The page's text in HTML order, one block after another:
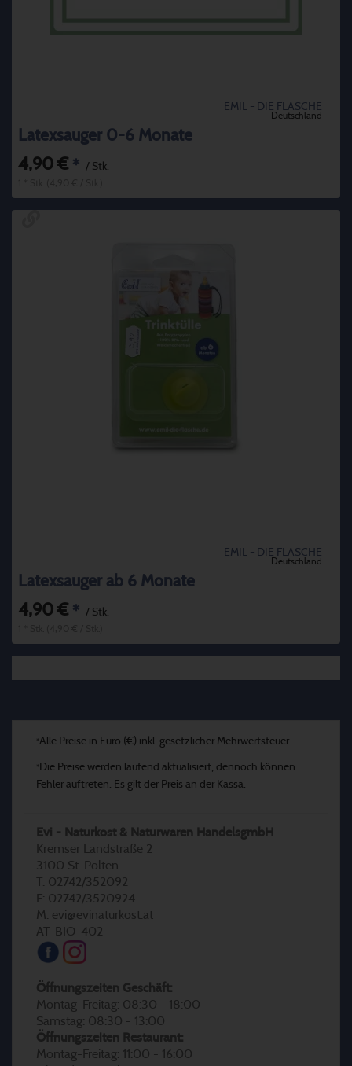
EMIL - DIE FLASCHE
Deutschland
Latexsauger 0-6 Monate
4,90 € * / Stk.
EMIL - DIE FLASCHE
Deutschland
Latexsauger ab 6 Monate
4,90 € * / Stk.
*Alle Preise in Euro (€) inkl. gesetzlicher Mehrwertsteuer
* Die Preise werden laufend aktualisiert, dennoch können
Fehler auftreten. Es gilt der Preis an der Kassa.
Evi - Naturkost & Naturwaren HandelsgmbH
Kremser Landstraße 2
3100 St. Pölten
T: 02742/352092
F: 02742/3520924
M: evi@evinaturkost.at
AT-BIO-402
Öffnungszeiten Geschäft:
Montag-Freitag: 08:30 - 18:00
Samstag: 08:30 - 13:00
Öffnungszeiten Restaurant:
Montag-Freitag: 11:00 - 16:00